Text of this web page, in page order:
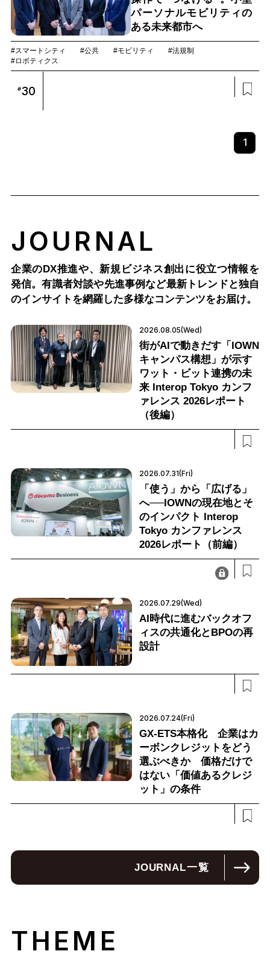
パーソナルモビリティの
ある未来都市へ
#スマートシティ #公共 #モビリティ
#法規制
#ロボティクス
#30
1
JOURNAL
企業のDX推進や、新規ビジネス創出に役立つ情報を
発信。有識者対談や先進事例など最新トレンドと独自
のインサイトを網羅した多様なコンテンツをお届け。
2026.08.05(Wed)
街がAIで動きだす「IOWN
キャンパス構想」が示す
ワット・ビット連携の未
来 Interop Tokyo カンフ
ァレンス 2026レポート
（後編）
2026.07.31(Fri)
「使う」から「広げる」
へ──IOWNの現在地とそ
のインパクト Interop
Tokyo カンファレンス
2026レポート（前編）
2026.07.29(Wed)
AI時代に進むバックオフ
ィスの共通化とBPOの再
設計
2026.07.24(Fri)
GX-ETS本格化 企業はカ
ーボンクレジットをどう
選ぶべきか 価格だけで
はない「価値あるクレジ
ット」の条件
JOURNAL一覧
THEME